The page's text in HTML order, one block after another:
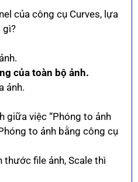
của công cụ Curves, lựa
gì?
của toàn bộ ảnh.
ảnh.
giữa việc “Phóng to ảnh
to ảnh bằng công cụ
file ảnh, Scale thì